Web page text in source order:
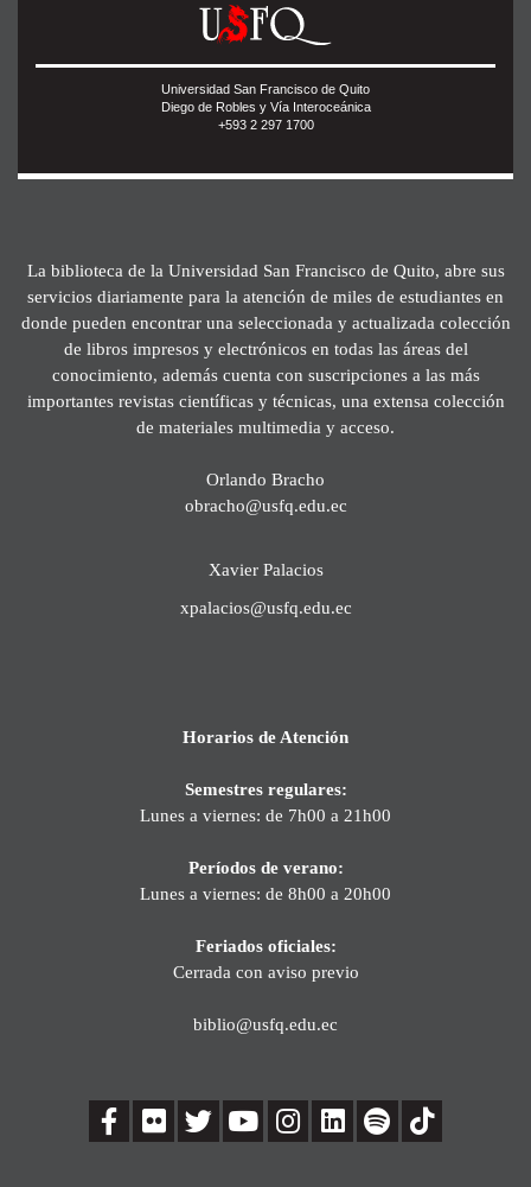
Universidad San Francisco de Quito
Diego de Robles y Vía Interoceánica
+593 2 297 1700
La biblioteca de la Universidad San Francisco de Quito, abre sus
servicios diariamente para la atención de miles de estudiantes en
donde pueden encontrar una seleccionada y actualizada colección
de libros impresos y electrónicos en todas las áreas del
conocimiento, además cuenta con suscripciones a las más
importantes revistas científicas y técnicas, una extensa colección
de materiales multimedia y acceso.
Orlando Bracho
obracho@usfq.edu.ec
Xavier Palacios
xpalacios@usfq.edu.ec
Horarios de Atención
Semestres regulares:
Lunes a viernes: de 7h00 a 21h00
Períodos de verano:
Lunes a viernes: de 8h00 a 20h00
Feriados oficiales:
Cerrada con aviso previo
biblio@usfq.edu.ec